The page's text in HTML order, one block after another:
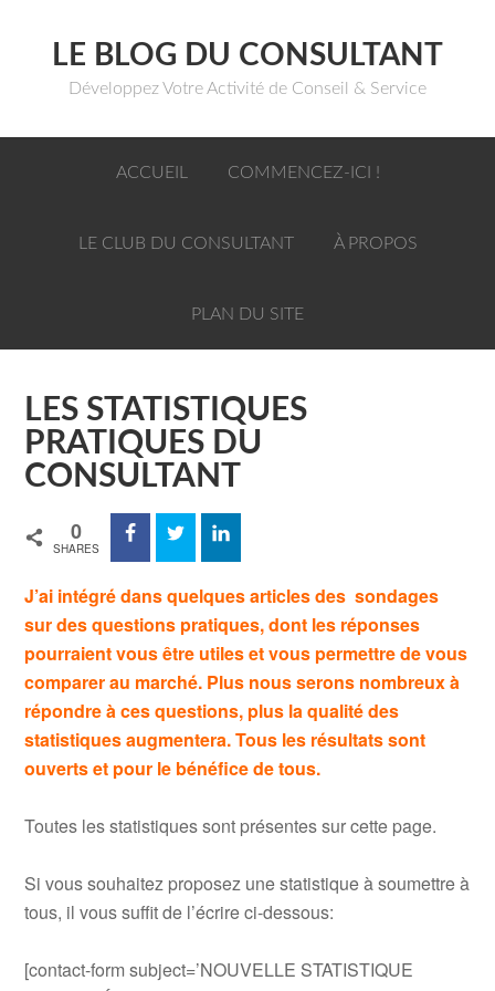
LE BLOG DU CONSULTANT
Développez Votre Activité de Conseil & Service
ACCUEIL COMMENCEZ-ICI !
LE CLUB DU CONSULTANT À PROPOS
PLAN DU SITE
LES STATISTIQUES
PRATIQUES DU
CONSULTANT
0
SHARES
J’ai intégré dans quelques articles des sondages
sur des questions pratiques, dont les réponses
pourraient vous être utiles et vous permettre de vous
comparer au marché. Plus nous serons nombreux à
répondre à ces questions, plus la qualité des
statistiques augmentera. Tous les résultats sont
ouverts et pour le bénéfice de tous.
Toutes les statistiques sont présentes sur cette page.
Si vous souhaitez proposez une statistique à soumettre à
tous, il vous suffit de l’écrire ci-dessous:
[contact-form subject=’NOUVELLE STATISTIQUE